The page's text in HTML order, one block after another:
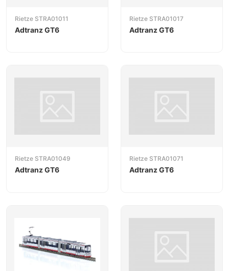
Rietze STRA01011
Adtranz GT6
Rietze STRA01017
Adtranz GT6
Rietze STRA01049
Adtranz GT6
Rietze STRA01071
Adtranz GT6